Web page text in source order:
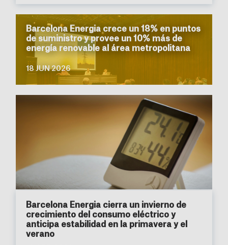
Barcelona Energia crece un 18% en puntos
de suministro y provee un 10% más de
energía renovable al área metropolitana
18 JUN 2026
Barcelona Energia cierra un invierno de
crecimiento del consumo eléctrico y
anticipa estabilidad en la primavera y el
verano